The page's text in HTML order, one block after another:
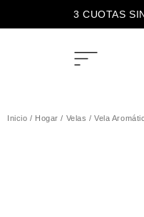
3 CUOTAS
Inicio / Hogar / Velas / Vela